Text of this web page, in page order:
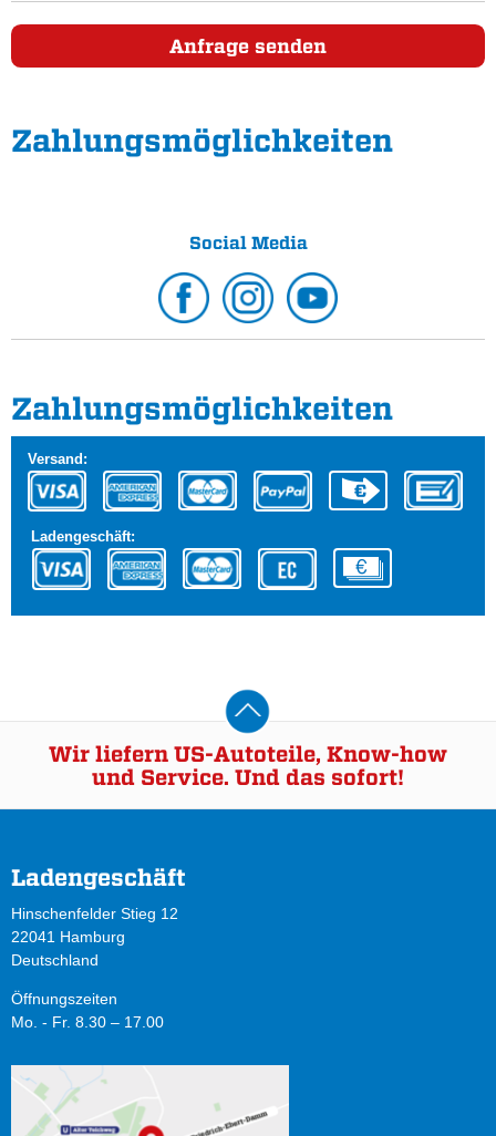
Anfrage senden
Zahlungs­möglichkeiten
Social Media
Zahlungs­möglichkeiten
Versand:
Ladengeschäft:
Wir liefern US-Autoteile, Know-how
und Service. Und das sofort!
Ladengeschäft
Hinschenfelder Stieg 12
22041 Hamburg
Deutschland
Öffnungszeiten
Mo. - Fr. 8.30 – 17.00